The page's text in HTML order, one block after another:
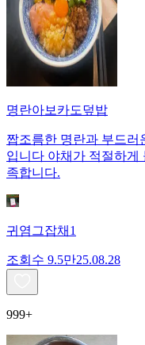
명란아보카도덮밥
짭조름한 명란과 부드러
입니다 야채가 적절하게
족합니다.
귀염그잡채1
조회수 9.5만25.08.28
999+